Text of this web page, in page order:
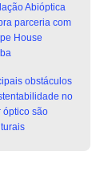
Abióptica
parceria com
House
obstáculos
no
óptico são